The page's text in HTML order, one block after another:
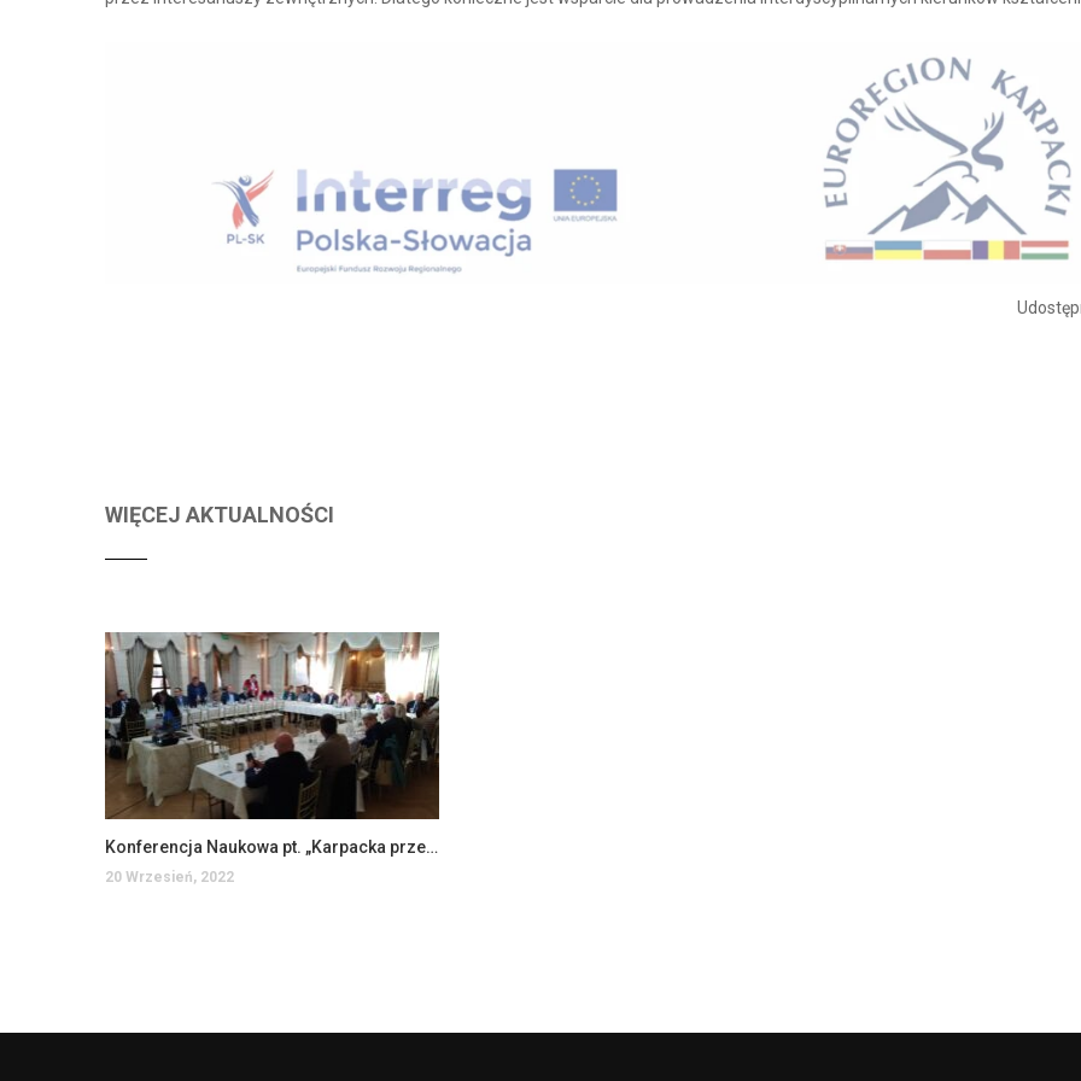
WIĘCEJ AKTUALNOŚCI
Konferencja Naukowa pt. „Karpacka przestrzeń edukacyjna – kadry dla rozwoju pogranicza”
20 Wrzesień, 2022